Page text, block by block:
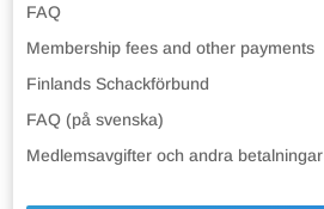
FAQ
Membership fees and other payments
Finlands Schackförbund
FAQ (på svenska)
Medlemsavgifter och andra betalningar